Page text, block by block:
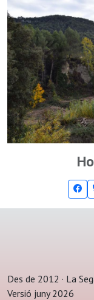
Des de 2012 · La
Versió juny 2026